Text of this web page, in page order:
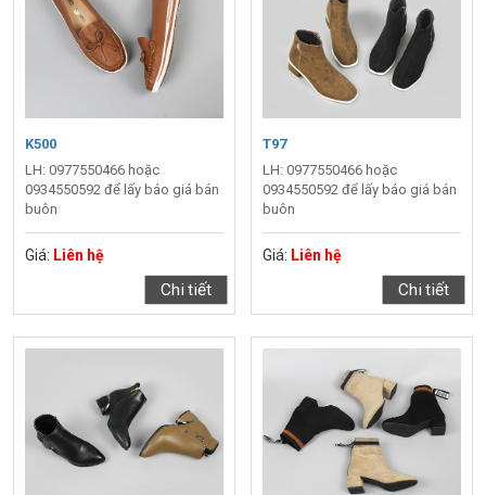
K500
LH: 0977550466 hoặc
0934550592 để lấy báo giá bán
buôn
Giá: Liên hệ
Chi tiết
T97
LH: 0977550466 hoặc
0934550592 để lấy báo giá bán
buôn
Giá: Liên hệ
Chi tiết